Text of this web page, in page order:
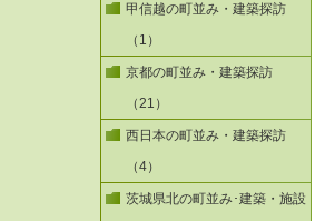
甲信越の町並み・建築探訪
（1）
京都の町並み・建築探訪
（21）
西日本の町並み・建築探訪
（4）
茨城県北の町並み･建築・施設